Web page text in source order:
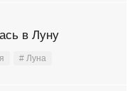
в Луну
# Луна